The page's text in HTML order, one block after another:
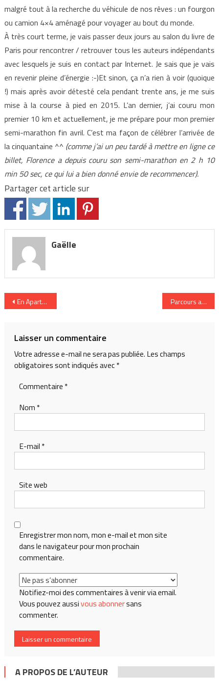
malgré tout à la recherche du véhicule de nos rêves : un fourgon
ou camion 4×4 aménagé pour voyager au bout du monde.
À très court terme, je vais passer deux jours au salon du livre de
Paris pour rencontrer / retrouver tous les auteurs indépendants
avec lesquels je suis en contact par Internet. Je sais que je vais
en revenir pleine d’énergie :-)Et sinon, ça n’a rien à voir (quoique
!) mais après avoir détesté cela pendant trente ans, je me suis
mise à la course à pied en 2015. L’an dernier, j’ai couru mon
premier 10 km et actuellement, je me prépare pour mon premier
semi-marathon fin avril. C’est ma façon de célébrer l’arrivée de
la cinquantaine ^^ (comme j’ai un peu tardé à mettre en ligne ce
billet, Florence a depuis couru son semi-marathon en 2 h 10
min 50 sec, ce qui lui a bien donné envie de recommencer).
Partager cet article sur
Gaëlle
Navigation
l’article
En Aparté a repéré pour vous Parcours au fil
Laisser un commentaire
Votre adresse e-mail ne sera pas publiée. Les champs
obligatoires sont indiqués avec*
Commentaire *
Nom *
E-mail *
Site web
Enregistrer mon nom, mon e-mail et mon site
dans le navigateur pour mon prochain
commentaire.
Notifiez-moi des commentaires à venir via email.
Vous pouvez aussivous abonnersans
commenter.
A PROPOS DE L’AUTEUR